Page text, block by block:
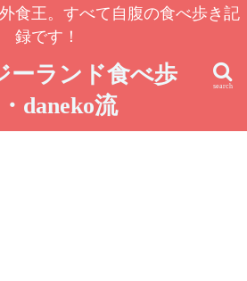
食王。すべて自腹の食べ歩き記
録です！
ーランド食べ歩
daneko流
search